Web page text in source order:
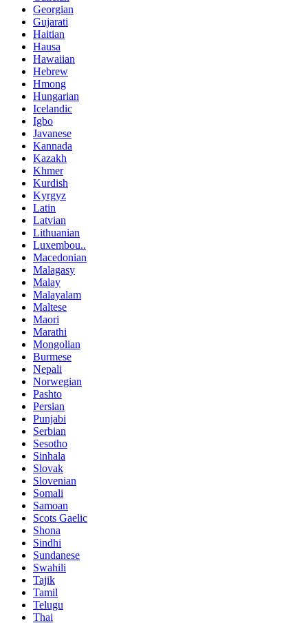
Georgian
Gujarati
Haitian
Hausa
Hawaiian
Hebrew
Hmong
Hungarian
Icelandic
Igbo
Javanese
Kannada
Kazakh
Khmer
Kurdish
Kyrgyz
Latin
Latvian
Lithuanian
Luxembou..
Macedonian
Malagasy
Malay
Malayalam
Maltese
Maori
Marathi
Mongolian
Burmese
Nepali
Norwegian
Pashto
Persian
Punjabi
Serbian
Sesotho
Sinhala
Slovak
Slovenian
Somali
Samoan
Scots Gaelic
Shona
Sindhi
Sundanese
Swahili
Tajik
Tamil
Telugu
Thai